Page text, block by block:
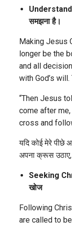
समझना है।
Making Jesus
longer be the
and all
with God’s
“Then Jesus
come after
cross and
यदि कोई मेरे पीछे
अपना क्रूस
Seeking
खोज
Following
are called to